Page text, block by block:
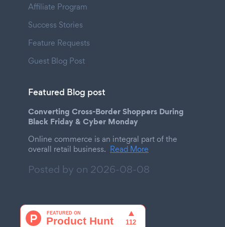
Affiliate Program
Success Stories
Feature Requests
Guest Blog Post
Featured Blog post
Converting Cross-Border Shoppers During
Black Friday & Cyber Monday
Online commerce is an integral part of the
overall retail business. Read More
Posted by on 2026-08-08